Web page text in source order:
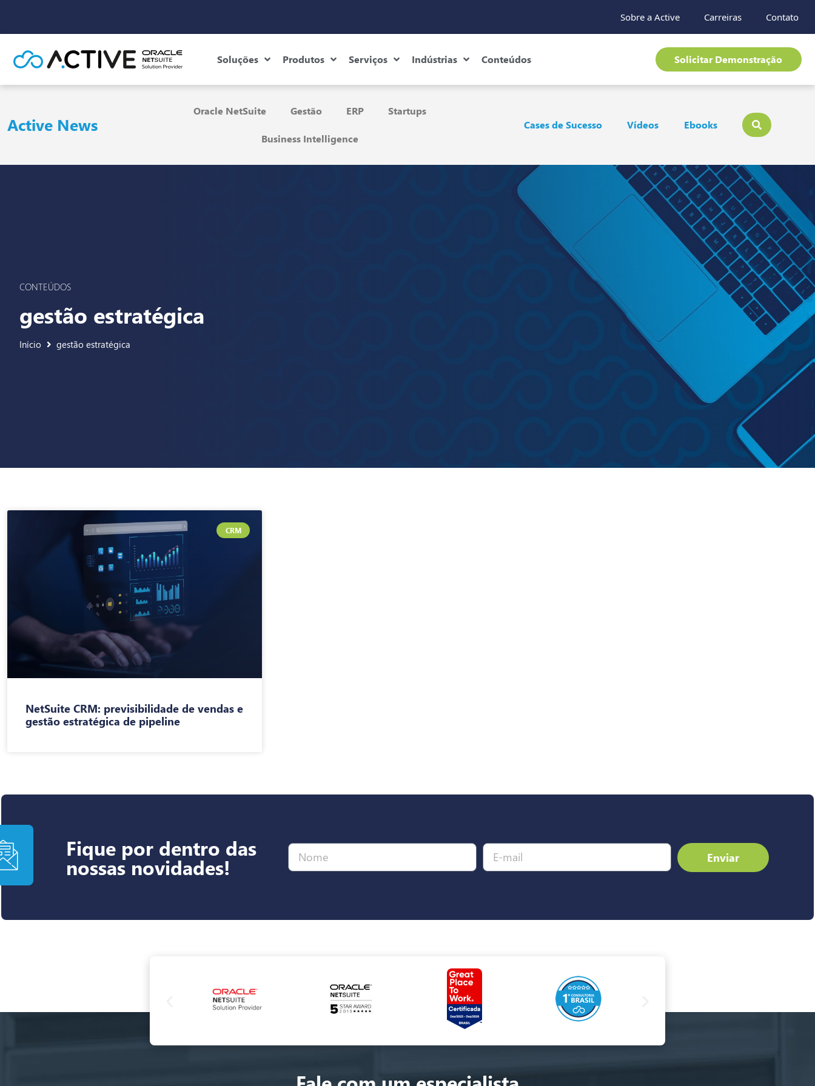
Sobre a Active Carreiras Contato
Soluções Produtos Serviços Indústrias Conteúdos Solicitar Demonstração
Active News
Oracle NetSuite Gestão ERP Startups
Business Intelligence
Cases de Sucesso Vídeos Ebooks
CONTEÚDOS
gestão estratégica
Início gestão estratégica
CRM
NetSuite CRM: previsibilidade de vendas e
gestão estratégica de pipeline
Fique por dentro das
nossas novidades! Enviar